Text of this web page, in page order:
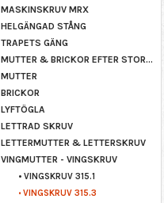
MASKINSKRUV MRX
HELGÄNGAD STÅNG
TRAPETS GÄNG
MUTTER & BRICKOR EFTER STORLEK
MUTTER
BRICKOR
LYFTÖGLA
LETTRAD SKRUV
LETTERMUTTER & LETTERSKRUV
VINGMUTTER - VINGSKRUV
VINGSKRUV 315.1
VINGSKRUV 315.3